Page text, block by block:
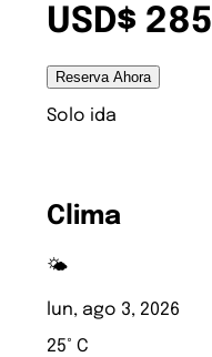
USD$ 285
Reserva Ahora
Solo ida
Clima
🌤️
lun, ago 3, 2026
25° C